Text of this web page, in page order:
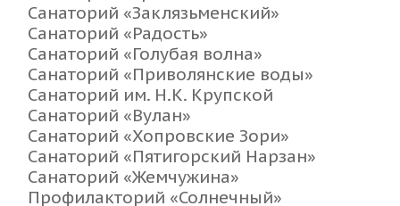
Санаторий «Заклязьменский»
Санаторий «Радость»
Санаторий «Голубая волна»
Санаторий «Приволянские воды»
Санаторий им. Н.К. Крупской
Санаторий «Вулан»
Санаторий «Хопровские Зори»
Санаторий «Пятигорский Нарзан»
Санаторий «Жемчужина»
Профилакторий «Солнечный»